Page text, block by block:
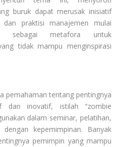
buruk dapat merusak inisiatif
praktisi manajemen mulai
sebagai metafora untuk
tidak mampu menginspirasi
pemahaman tentang pentingnya
dan inovatif, istilah “zombie
dalam seminar, pelatihan,
kepemimpinan. Banyak
pemimpin yang mampu